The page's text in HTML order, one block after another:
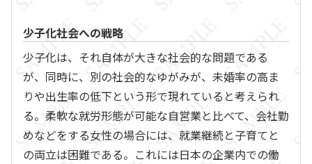
少子化社会への戦略
少子化は、それ自体が大きな社会的な問題である
が、同時に、別の社会的なゆがみが、未婚率の高ま
りや出生率の低下という形で現れていると考えられ
る。柔軟な就労形態が可能な自営業と比べて、会社勤
めなどをする女性の場合には、就業継続と子育てと
の両立は困難である。これには日本の企業内での働